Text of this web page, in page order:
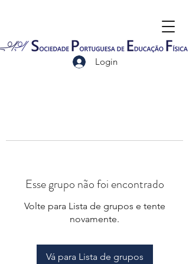
Login
Esse grupo não foi encontrado
Volte para Lista de grupos e tente
novamente.
Vá para Lista de grupos